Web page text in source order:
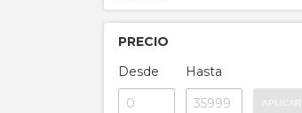
PRECIO
Desde
Hasta